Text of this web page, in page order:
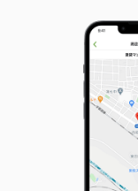
土地
埼玉県さいたま市
価
住
建
土